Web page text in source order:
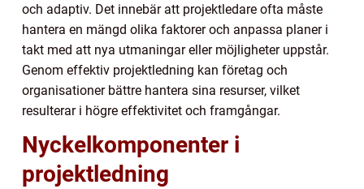
och adaptiv. Det innebär att projektledare ofta måste
hantera en mängd olika faktorer och anpassa planer i
takt med att nya utmaningar eller möjligheter uppstår.
Genom effektiv projektledning kan företag och
organisationer bättre hantera sina resurser, vilket
resulterar i högre effektivitet och framgångar.
Nyckelkomponenter i
projektledning